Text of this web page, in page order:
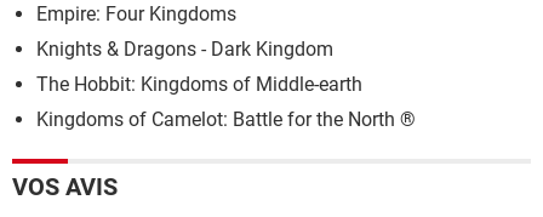
Empire: Four Kingdoms
Knights & Dragons - Dark Kingdom
The Hobbit: Kingdoms of Middle-earth
Kingdoms of Camelot: Battle for the North ®
VOS AVIS